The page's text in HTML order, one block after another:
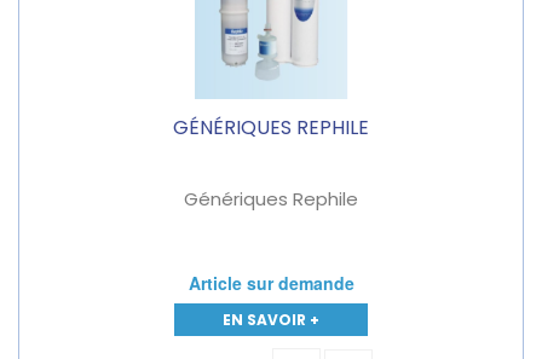
GÉNÉRIQUES REPHILE
Génériques Rephile
Article sur demande
EN SAVOIR +